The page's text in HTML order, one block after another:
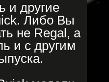
и другие
Либо Вы
не Regal, а
и с другим